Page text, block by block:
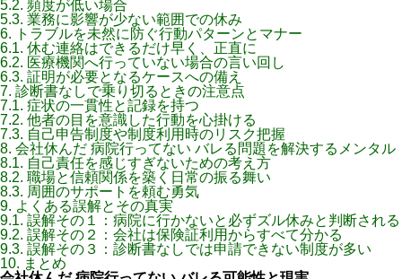
5.2. 頻度が低い場合
5.3. 業務に影響が少ない範囲での休み
6. トラブルを未然に防ぐ行動パターンとマナー
6.1. 休む連絡はできるだけ早く、正直に
6.2. 医療機関へ行っていない場合の言い回し
6.3. 証明が必要となるケースへの備え
7. 診断書なしで乗り切るときの注意点
7.1. 症状の一貫性と記録を持つ
7.2. 他者の目を意識した行動を心掛ける
7.3. 自己申告制度や制度利用時のリスク把握
8. 会社休んだ 病院行ってない バレる問題を解決するメンタル
8.1. 自己責任を感じすぎないための考え方
8.2. 職場と信頼関係を築く日常の振る舞い
8.3. 周囲のサポートを頼む勇気
9. よくある誤解とその真実
9.1. 誤解その１：病院に行かないと必ずズル休みと判断される
9.2. 誤解その２：会社は保険証利用からすべて分かる
9.3. 誤解その３：診断書なしでは申請できない制度が多い
10. まとめ